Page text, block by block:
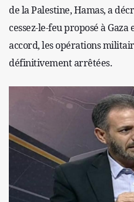
de la Palestine, Hamas, a
cessez-le-feu proposé à
accord, les opérations
définitivement arrêtées.